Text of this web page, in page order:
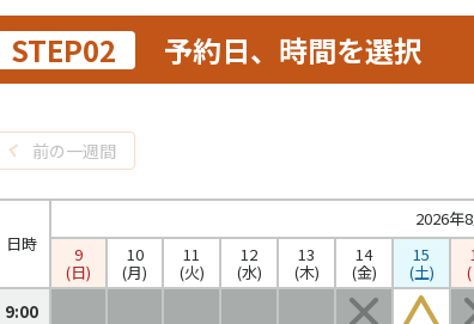
STEP02 予約日、時間を選択
前の一週間
日時
2026年
9
(日)
10
(月)
11
(火)
12
(水)
13
(木)
14
(金)
15
(土)
9:00